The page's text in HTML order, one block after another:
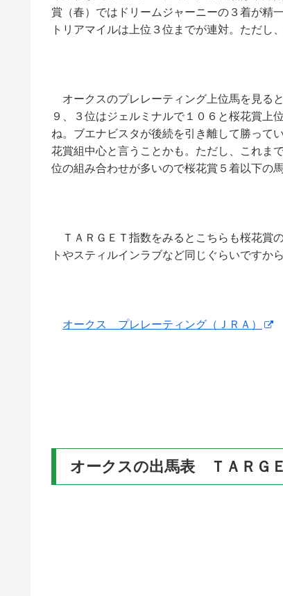
賞（春）ではドリームジャーニーの３着が精
トリアマイルは上位３位までが連対。ただし
オークスのプレレーティング上位馬を見る
９、３位はジェルミナルで１０６と桜花賞上
ね。ブエナビスタが後続を引き離して勝って
花賞組中心と言うことかも。ただし、これま
位の組み合わせが多いので桜花賞５着以下の
ＴＡＲＧＥＴ指数をみるとこちらも桜花賞
トやスティルインラブなど同じぐらいですか
オークス プレレーティング（ＪＲＡ）
オークスの出馬表 ＴＡＲＧ